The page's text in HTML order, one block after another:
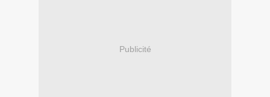
Publicité